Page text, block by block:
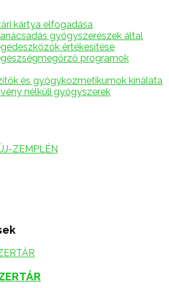
kártya elfogadása
gyógyszerészek által
értékesítése
programok
és gyógykozmetikumok kínálata
nélküli gyógyszerek
ZEMPLÉN